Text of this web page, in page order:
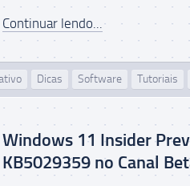
Continuar lendo...
Dicas Software Tutoriais
Windows 11 Insider
KB5029359 no Canal